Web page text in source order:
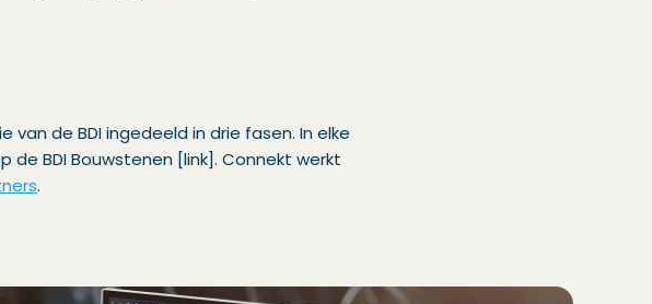
de BDI ingedeeld in drie fasen. In elke
BDI Bouwstenen [link]. Connekt werkt
.